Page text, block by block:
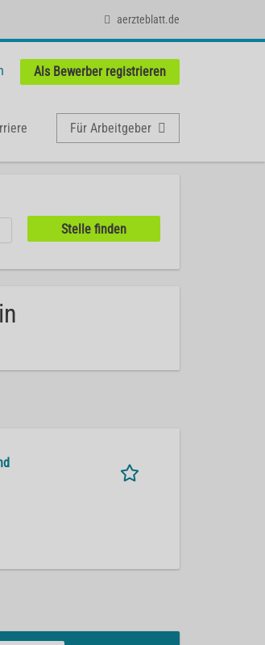
aerzteblatt.de
Als Bewerber registrieren
Für Arbeitgeber